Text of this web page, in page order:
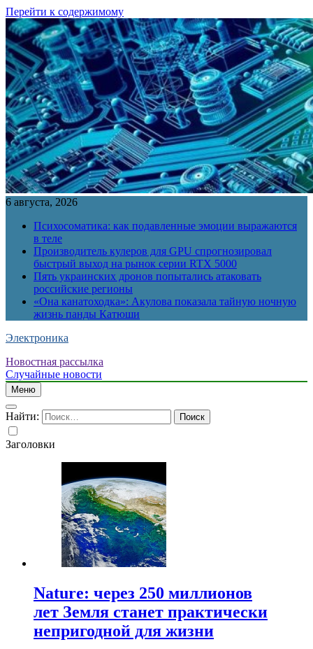
Перейти к содержимому
6 августа, 2026
Психосоматика: как подавленные эмоции выражаются
в теле
Производитель кулеров для GPU спрогнозировал
быстрый выход на рынок серии RTX 5000
Пять украинских дронов попытались атаковать
российские регионы
«Она канатоходка»: Акулова показала тайную ночную
жизнь панды Катюши
Электроника
Новостная рассылка
Случайные новости
Меню
Найти:
Заголовки
Nature: через 250 миллионов
лет Земля станет практически
непригодной для жизни